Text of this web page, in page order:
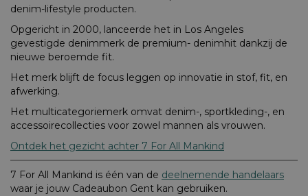
denim-lifestyle producten.
Opgericht in 2000, lanceerde het in Los Angeles
gevestigde denimmerk de premium- denimhit dankzij de
nieuwe beroemde fit.
Het merk blijft de focus leggen op innovatie in stof, fit, en
afwerking.
Het multicategoriemerk omvat denim-, sportkleding-, en
accessoirecollecties voor zowel mannen als vrouwen.
Ontdek het gezicht achter 7 For All Mankind
7 For All Mankind is één van de deelnemende handelaars
waar je jouw Cadeaubon Gent kan gebruiken.